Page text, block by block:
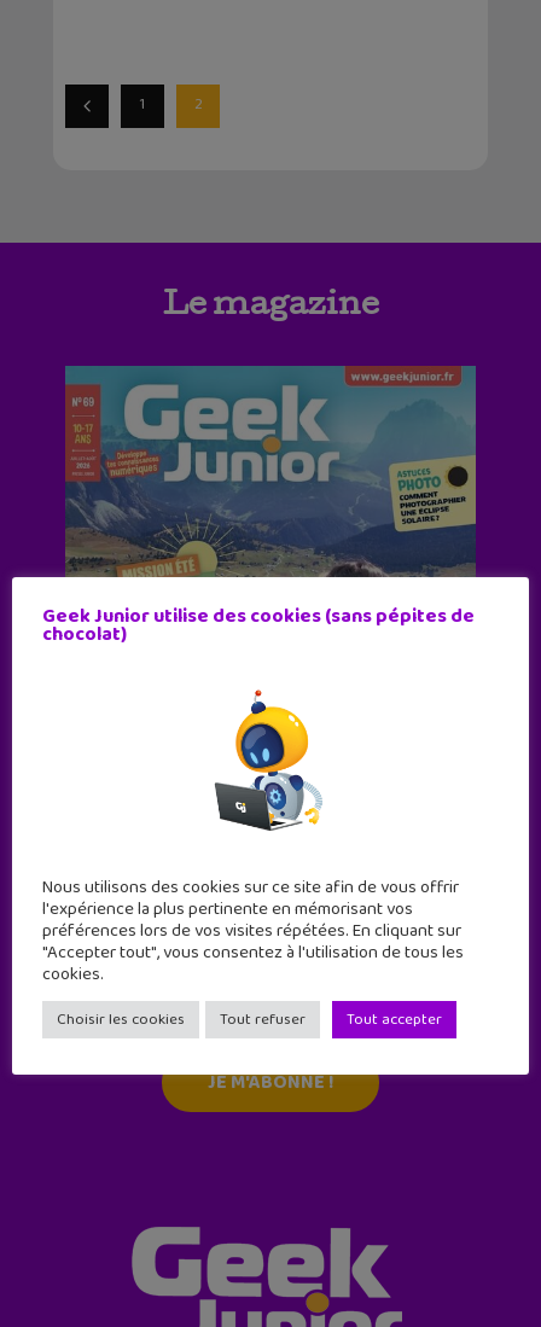
1 2
Le magazine
11 numéros par an
JE M'ABONNE !
Geek Junior utilise des cookies (sans pépites de
chocolat)
Nous utilisons des cookies sur ce site afin de vous offrir
l'expérience la plus pertinente en mémorisant vos
préférences lors de vos visites répétées. En cliquant sur
"Accepter tout", vous consentez à l'utilisation de tous les
cookies.
Choisir les cookies Tout refuser Tout accepter